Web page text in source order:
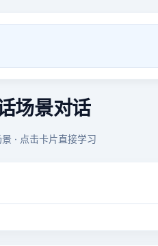
场景对话
· 点击卡片直接学习